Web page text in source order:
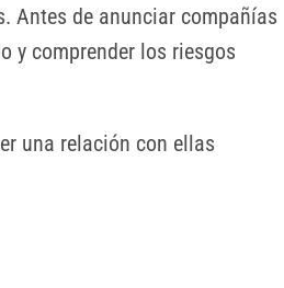
Antes de anunciar compañías
y comprender los riesgos
una relación con ellas